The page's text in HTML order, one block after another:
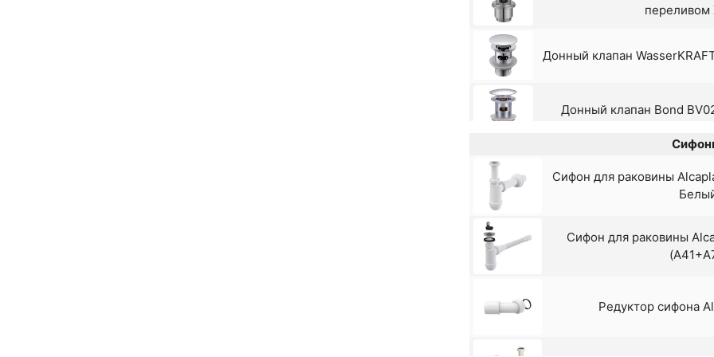
Черный
Смеситель для раковины
Смеситель для раковины
Смеситель для раковины
переливом
Донный клапан
Донный клапан Bond
Донный клапан Frap
Сифон для раковины
Сифон для раковины
Редуктор сифона